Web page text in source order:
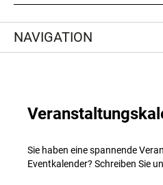
NAVIGATION
Sie haben eine spannende
Eventkalender? Schreiben Sie